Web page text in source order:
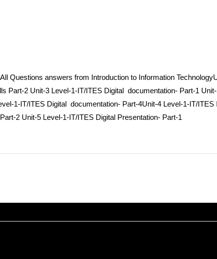
All Questions answers from Introduction to Information Technology
Part-2 Unit-3 Level-1-IT/ITES Digital documentation- Part-1
1-IT/ITES Digital documentation- Part-4Unit-4 Level-1-IT/ITES
2 Unit-5 Level-1-IT/ITES Digital Presentation- Part-1